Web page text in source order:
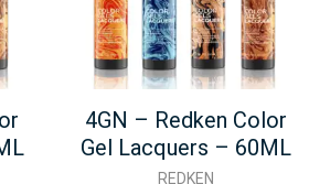
4GN – Redken Color
Gel Lacquers – 60ML
REDKEN